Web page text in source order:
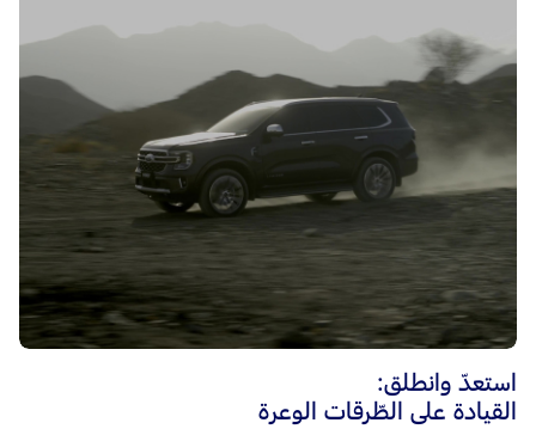
استعدّ وانطلق:
القيادة على الطّرقات الوعرة